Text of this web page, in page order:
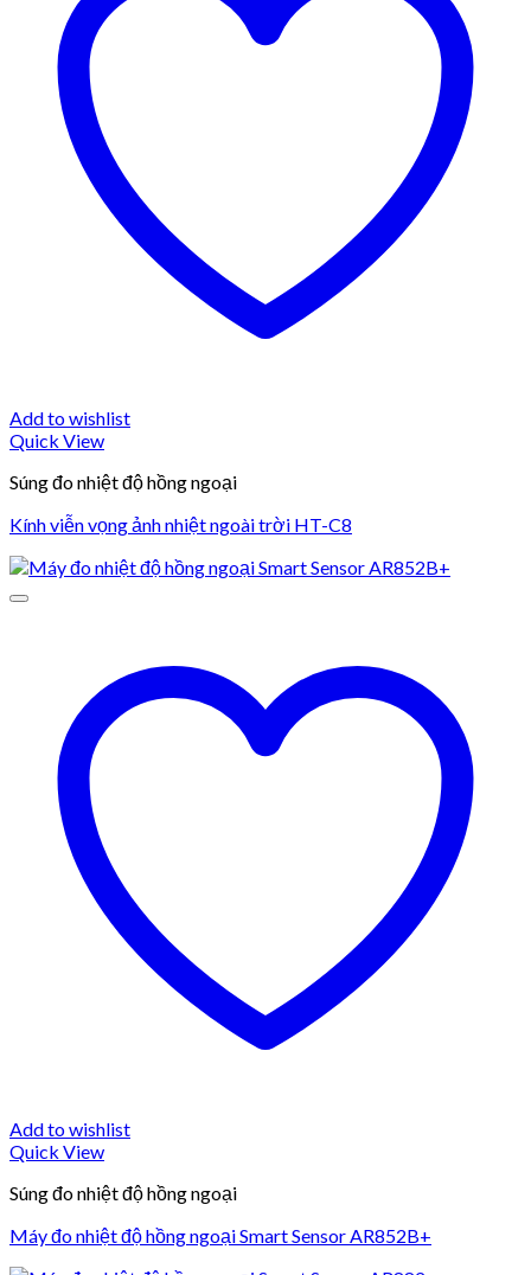
Add to wishlist
Quick View
Súng đo nhiệt độ hồng ngoại
Kính viễn vọng ảnh nhiệt ngoài trời HT-C8
Add to wishlist
Quick View
Súng đo nhiệt độ hồng ngoại
Máy đo nhiệt độ hồng ngoại Smart Sensor AR852B+